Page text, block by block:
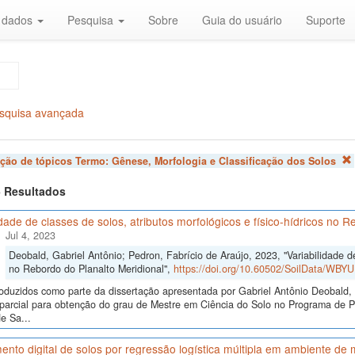
Pesquisa Sobre Guia do usuário Suporte
avançada
de tópicos Termo: Gênese, Morfologia e Classificação dos Solos
Resultados
de classes de solos, atributos morfológicos e físico-hídricos no
Jul 4, 2023
Deobald, Gabriel Antônio; Pedron, Fabrício de Araújo, 2023, "Variabilidade
no Rebordo do Planalto Meridional", https://doi.org/10.60502/SoilData/
como parte da dissertação apresentada por Gabriel Antônio
para obtenção do grau de Mestre em Ciência do Solo no Programa de
Sa...
digital de solos por regressão logística múltipla em ambiente de